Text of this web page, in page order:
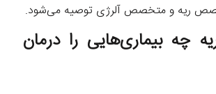
ریه و متخصص آلرژی توصیه می‌شود.
چه بیماری‌هایی را درمان